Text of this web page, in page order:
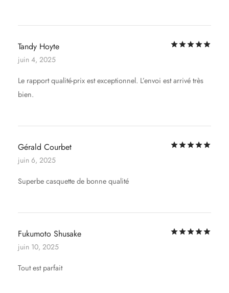
Tandy Hoyte
juin 4, 2025
Le rapport qualité-prix est exceptionnel. L’envoi est arrivé très
bien.
Gérald Courbet
juin 6, 2025
Superbe casquette de bonne qualité
Fukumoto Shusake
juin 10, 2025
Tout est parfait